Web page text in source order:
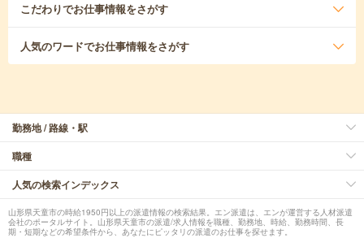
こだわりでお仕事情報をさがす
人気のワードでお仕事情報をさがす
勤務地 / 路線・駅
職種
人気の検索インデックス
山形県天童市の時給1950円以上の派遣情報の検索結果。エン派遣は、エンが運営する人材派遣
会社のポータルサイト。山形県天童市の派遣/求人情報を職種、勤務地、時給、勤務時間、長
期・短期などの希望条件から、あなたにピッタリの派遣のお仕事を探せます。